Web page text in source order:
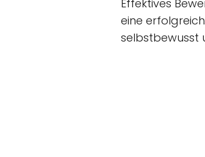
Effektives
eine
selbstbewusst